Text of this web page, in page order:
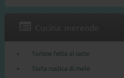
Cucina: merende
Tortine fetta al latte
Torta rustica di mele